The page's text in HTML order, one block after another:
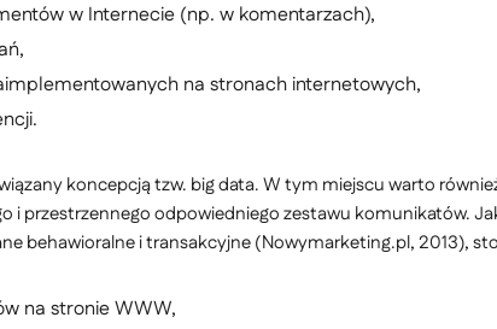
w Internecie (np. w komentarzach),
na stronach internetowych,
koncepcją tzw. big data. W tym miejscu warto
i przestrzennego odpowiedniego zestawu komunikatów.
behawioralne i transakcyjne (Nowymarketing.pl, 2013),
na stronie WWW,